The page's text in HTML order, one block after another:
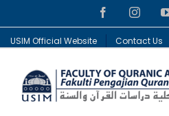
Facebook
USIM Official Website Contact Us